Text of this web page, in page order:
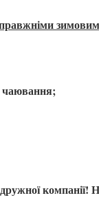
чаювання;
компанії!